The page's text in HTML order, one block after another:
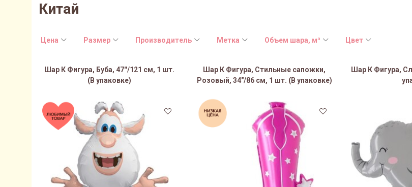
Китай
Цена Размер Производитель Метка Объем шара, м³ Цвет
Шар К Фигура, Буба, 47''/121 см, 1 шт.
(В упаковке)
Шар К Фигура, Стильные сапожки,
Розовый, 34"/86 см, 1 шт. (В упаковке)
Шар К Фигура,